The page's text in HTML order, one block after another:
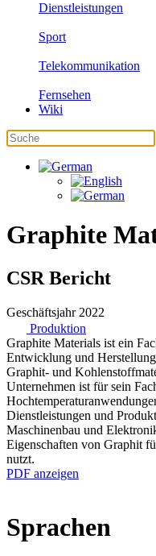
Dienstleistungen
Sport
Telekommunikation
Fernsehen
Wiki
Graphite
CSR Bericht
Geschäftsjahr 2022
Produktion
Graphite Materials ist ein
Entwicklung und
Graphit- und
Unternehmen ist für sein
Dienstleistungen und
Maschinenbau und
Eigenschaften von Graphit
nutzt.
PDF anzeigen
Sprachen